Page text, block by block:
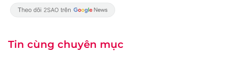
Tin cùng chuyên mục